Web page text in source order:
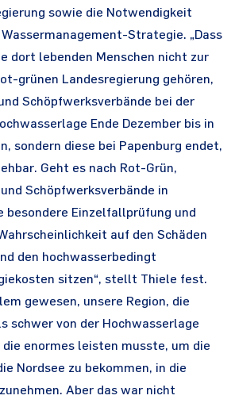
sowie die Notwendigkeit
Strategie. „Dass
dort lebenden Menschen nicht zur
grünen Landesregierung gehören,
Schöpfwerksverbände bei der
Ende Dezember bis in
sondern diese bei Papenburg endet,
Geht es nach Rot-Grün,
Schöpfwerksverbände in
besondere Einzelfallprüfung und
auf den Schäden
den hochwasserbedingt
sitzen“, stellt Thiele fest.
gewesen, unsere Region, die
schwer von der Hochwasserlage
enormes leisten musste, um die
Nordsee zu bekommen, in die
Aber das war nicht